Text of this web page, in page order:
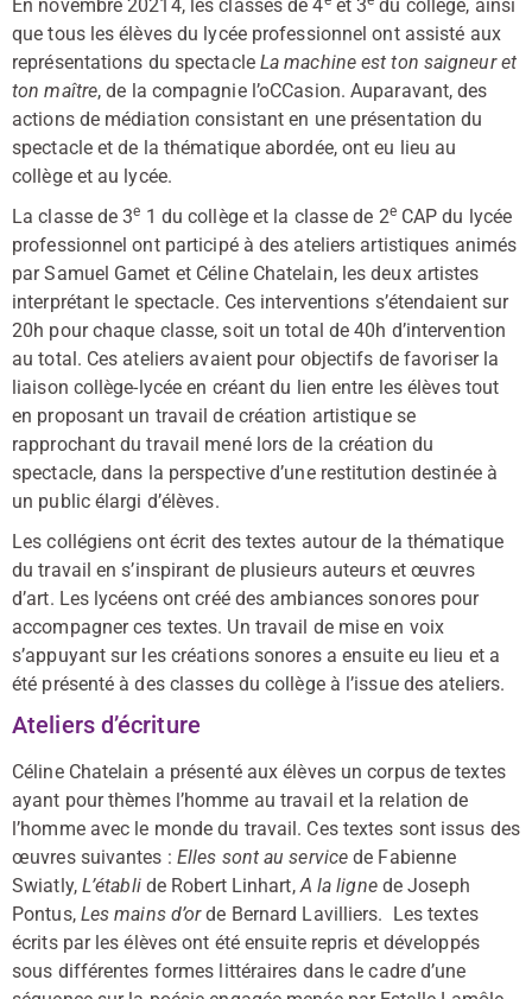
En novembre 20214, les classes de 4 et 3 du collège, ainsi
que tous les élèves du lycée professionnel ont assisté aux
représentations du spectacle La machine est ton saigneur et
ton maître, de la compagnie l’oCCasion. Auparavant, des
actions de médiation consistant en une présentation du
spectacle et de la thématique abordée, ont eu lieu au
collège et au lycée.
La classe de 3e 1 du collège et la classe de 2eCAP du lycée
professionnel ont participé à des ateliers artistiques animés
par Samuel Gamet et Céline Chatelain, les deux artistes
interprétant le spectacle. Ces interventions s’étendaient sur
20h pour chaque classe, soit un total de 40h d’intervention
au total. Ces ateliers avaient pour objectifs de favoriser la
liaison collège-lycée en créant du lien entre les élèves tout
en proposant un travail de création artistique se
rapprochant du travail mené lors de la création du
spectacle, dans la perspective d’une restitution destinée à
un public élargi d’élèves.
Les collégiens ont écrit des textes autour de la thématique
du travail en s’inspirant de plusieurs auteurs et œuvres
d’art. Les lycéens ont créé des ambiances sonores pour
accompagner ces textes. Un travail de mise en voix
s’appuyant sur les créations sonores a ensuite eu lieu et a
été présenté à des classes du collège à l’issue des ateliers.
Ateliers d’écriture
Céline Chatelain a présenté aux élèves un corpus de textes
ayant pour thèmes l’homme au travail et la relation de
l’homme avec le monde du travail. Ces textes sont issus des
œuvres suivantes : Elles sont au service de Fabienne
Swiatly, L’établide Robert Linhart,A la lignede Joseph
Pontus, Les mains d’orde Bernard Lavilliers. Les textes
écrits par les élèves ont été ensuite repris et développés
sous différentes formes littéraires dans le cadre d’une